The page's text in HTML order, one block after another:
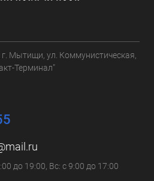
Мытищи, ул. Коммунистическая,
Терминал"
до 19:00, Вс: с 9:00 до 17:00